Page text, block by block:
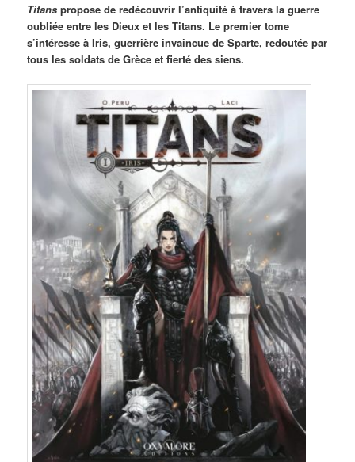
Titanspropose de redécouvrir l’antiquité à travers la guerre
oubliée entre les Dieux et les Titans. Le premier tome
s’intéresse à Iris, guerrière invaincue de Sparte, redoutée par
tous les soldats de Grèce et fierté des siens.